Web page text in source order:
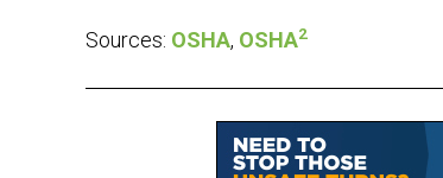
Sources: OSHA, OSHA2